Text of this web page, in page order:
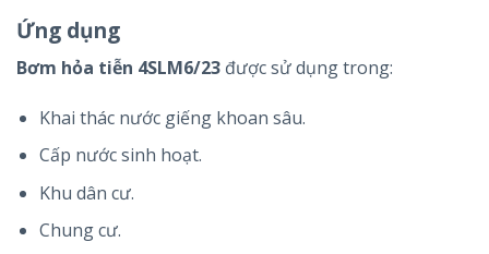
Ứng dụng
Bơm hỏa tiễn 4SLM6/23 được sử dụng trong:
Khai thác nước giếng khoan sâu.
Cấp nước sinh hoạt.
Khu dân cư.
Chung cư.